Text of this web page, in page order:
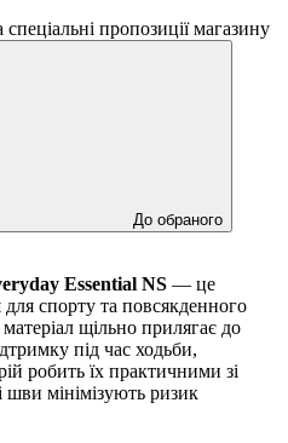
пропозиціїмагазину
До обраного
Essential NS — це
для спорту та повсякденного
щільно прилягає до
під час ходьби,
робить їх практичними зі
шви мінімізують ризик